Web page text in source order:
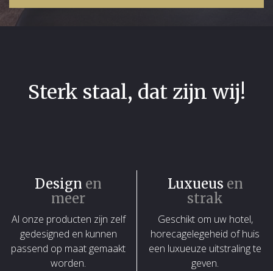
Sterk staal, dat zijn wij!
Design en
meer
Al onze producten zijn zelf
gedesigned en kunnen
passend op maat gemaakt
worden.
Luxueus en
strak
Geschikt om uw hotel,
horecagelegeheid of huis
een luxueuze uitstraling te
geven.